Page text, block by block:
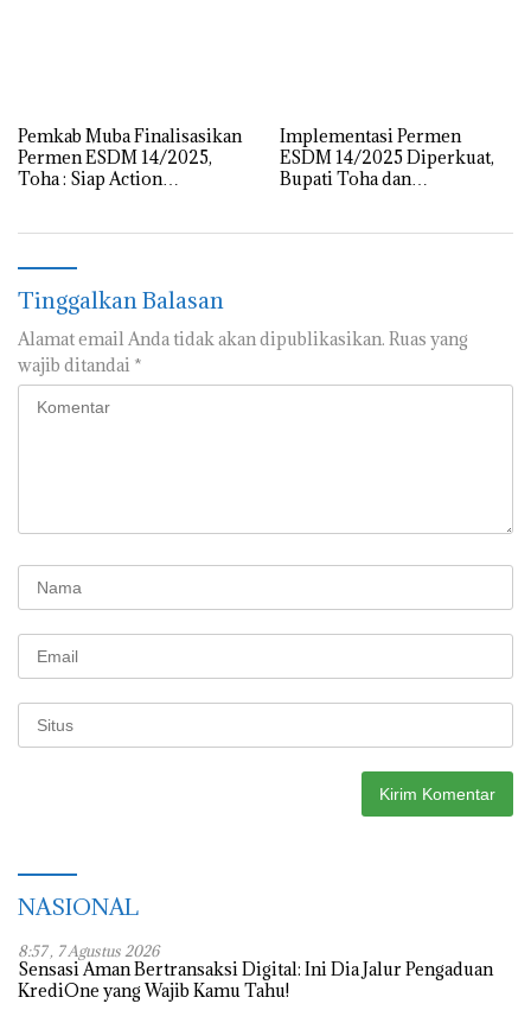
Pemkab Muba Finalisasikan
Permen ESDM 14/2025,
Toha : Siap Action
Implementasi Permen
ESDM 14/2025 Diperkuat,
Bupati Toha dan
Tinggalkan Balasan
Alamat email Anda tidak akan dipublikasikan. Ruas yang
wajib ditandai *
NASIONAL
8:57 , 7 Agustus 2026
Sensasi Aman Bertransaksi Digital: Ini Dia Jalur Pengaduan
KrediOne yang Wajib Kamu Tahu!